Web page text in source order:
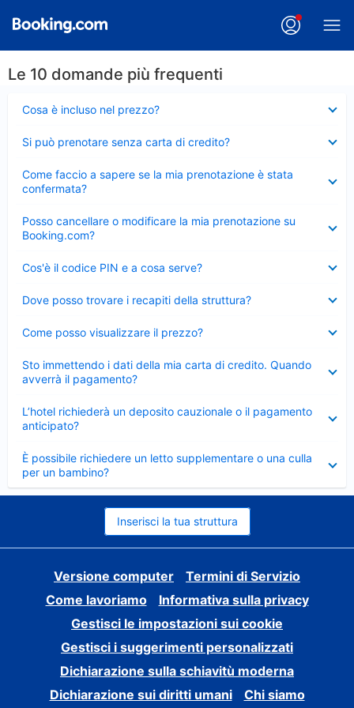
Le 10 domande più frequenti
Cosa è incluso nel prezzo?
chiuso
Si può prenotare senza carta di credito?
chiuso
Come faccio a sapere se la mia prenotazione è stata
confermata?
chiuso
Posso cancellare o modificare la mia prenotazione su
Booking.com?
chiuso
Cos'è il codice PIN e a cosa serve?
chiuso
Dove posso trovare i recapiti della struttura?
chiuso
Come posso visualizzare il prezzo?
chiuso
Sto immettendo i dati della mia carta di credito. Quando
avverrà il pagamento?
chiuso
L’hotel richiederà un deposito cauzionale o il pagamento
anticipato?
chiuso
È possibile richiedere un letto supplementare o una culla
per un bambino?
Elemento
chiuso
Inserisci la tua struttura
Versione computer
Termini di Servizio
Come lavoriamo
Informativa sulla privacy
Gestisci le impostazioni sui cookie
Gestisci i suggerimenti personalizzati
Dichiarazione sulla schiavitù moderna
Dichiarazione sui diritti umani
Chi siamo